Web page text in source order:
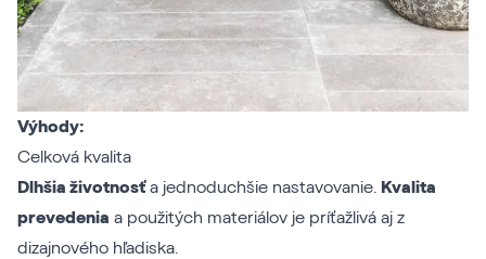
Výhody:
Celková kvalita
Dlhšia životnosťa jednoduchšie nastavovanie. Kvalita
prevedenia a použitých materiálov je príťažlivá aj z
dizajnového hľadiska.